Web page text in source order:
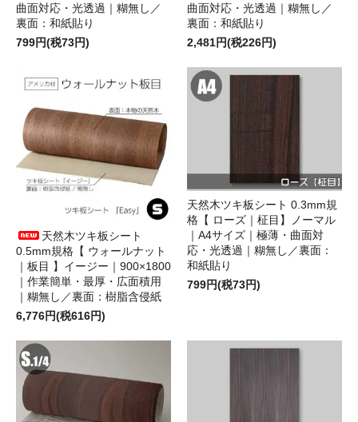
曲面対応・光透過｜糊無し／
裏面：和紙貼り
799円(税73円)
曲面対応・光透過｜糊無し／
裏面：和紙貼り
2,481円(税226円)
天然木ツキ板シート
0.5mm規格【 ウォールナット
｜板目 】イージー｜900×1800
｜作業簡単・最厚・広面積用
｜糊無し／裏面：樹脂含侵紙
6,776円(税616円)
天然木ツキ板シート 0.3mm規
格【 ローズ｜柾目】ノーマル
｜A4サイズ｜極薄・曲面対
応・光透過｜糊無し／裏面：
和紙貼り
799円(税73円)